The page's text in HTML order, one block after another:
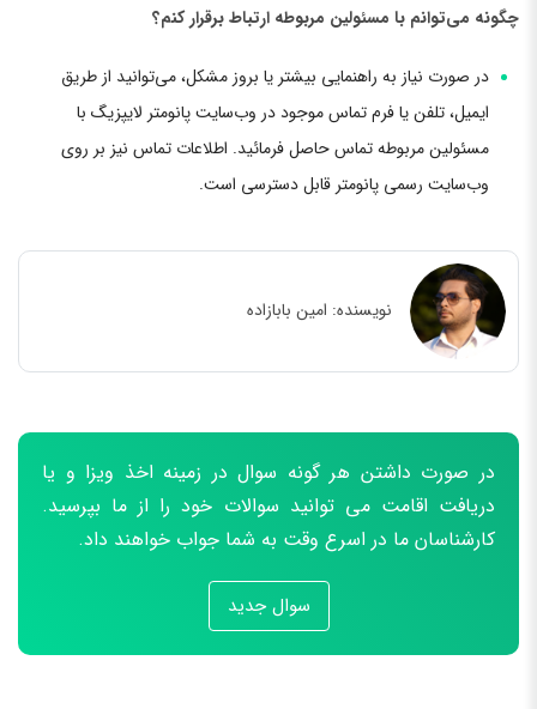
چگونه می‌توانم با مسئولین مربوطه ارتباط برقرار کنم؟
در صورت نیاز به راهنمایی بیشتر یا بروز مشکل، می‌توانید از طریق
ایمیل، تلفن یا فرم تماس موجود در وب‌سایت پانومتر لایپزیگ با
مسئولین مربوطه تماس حاصل فرمائید. اطلاعات تماس نیز بر روی
وب‌سایت رسمی پانومتر قابل دسترسی است.
نویسنده: امین بابازاده
در صورت داشتن هر گونه سوال در زمینه اخذ ویزا و یا
دریافت اقامت می توانید سوالات خود را از ما بپرسید.
کارشناسان ما در اسرع وقت به شما جواب خواهند داد.
سوال جدید